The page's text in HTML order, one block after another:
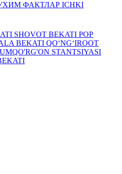
ФАКТЛАР ICHKI
SHOVOT BEKATI POP
BEKATI QO‘NG‘IROOT
STANTSIYASI